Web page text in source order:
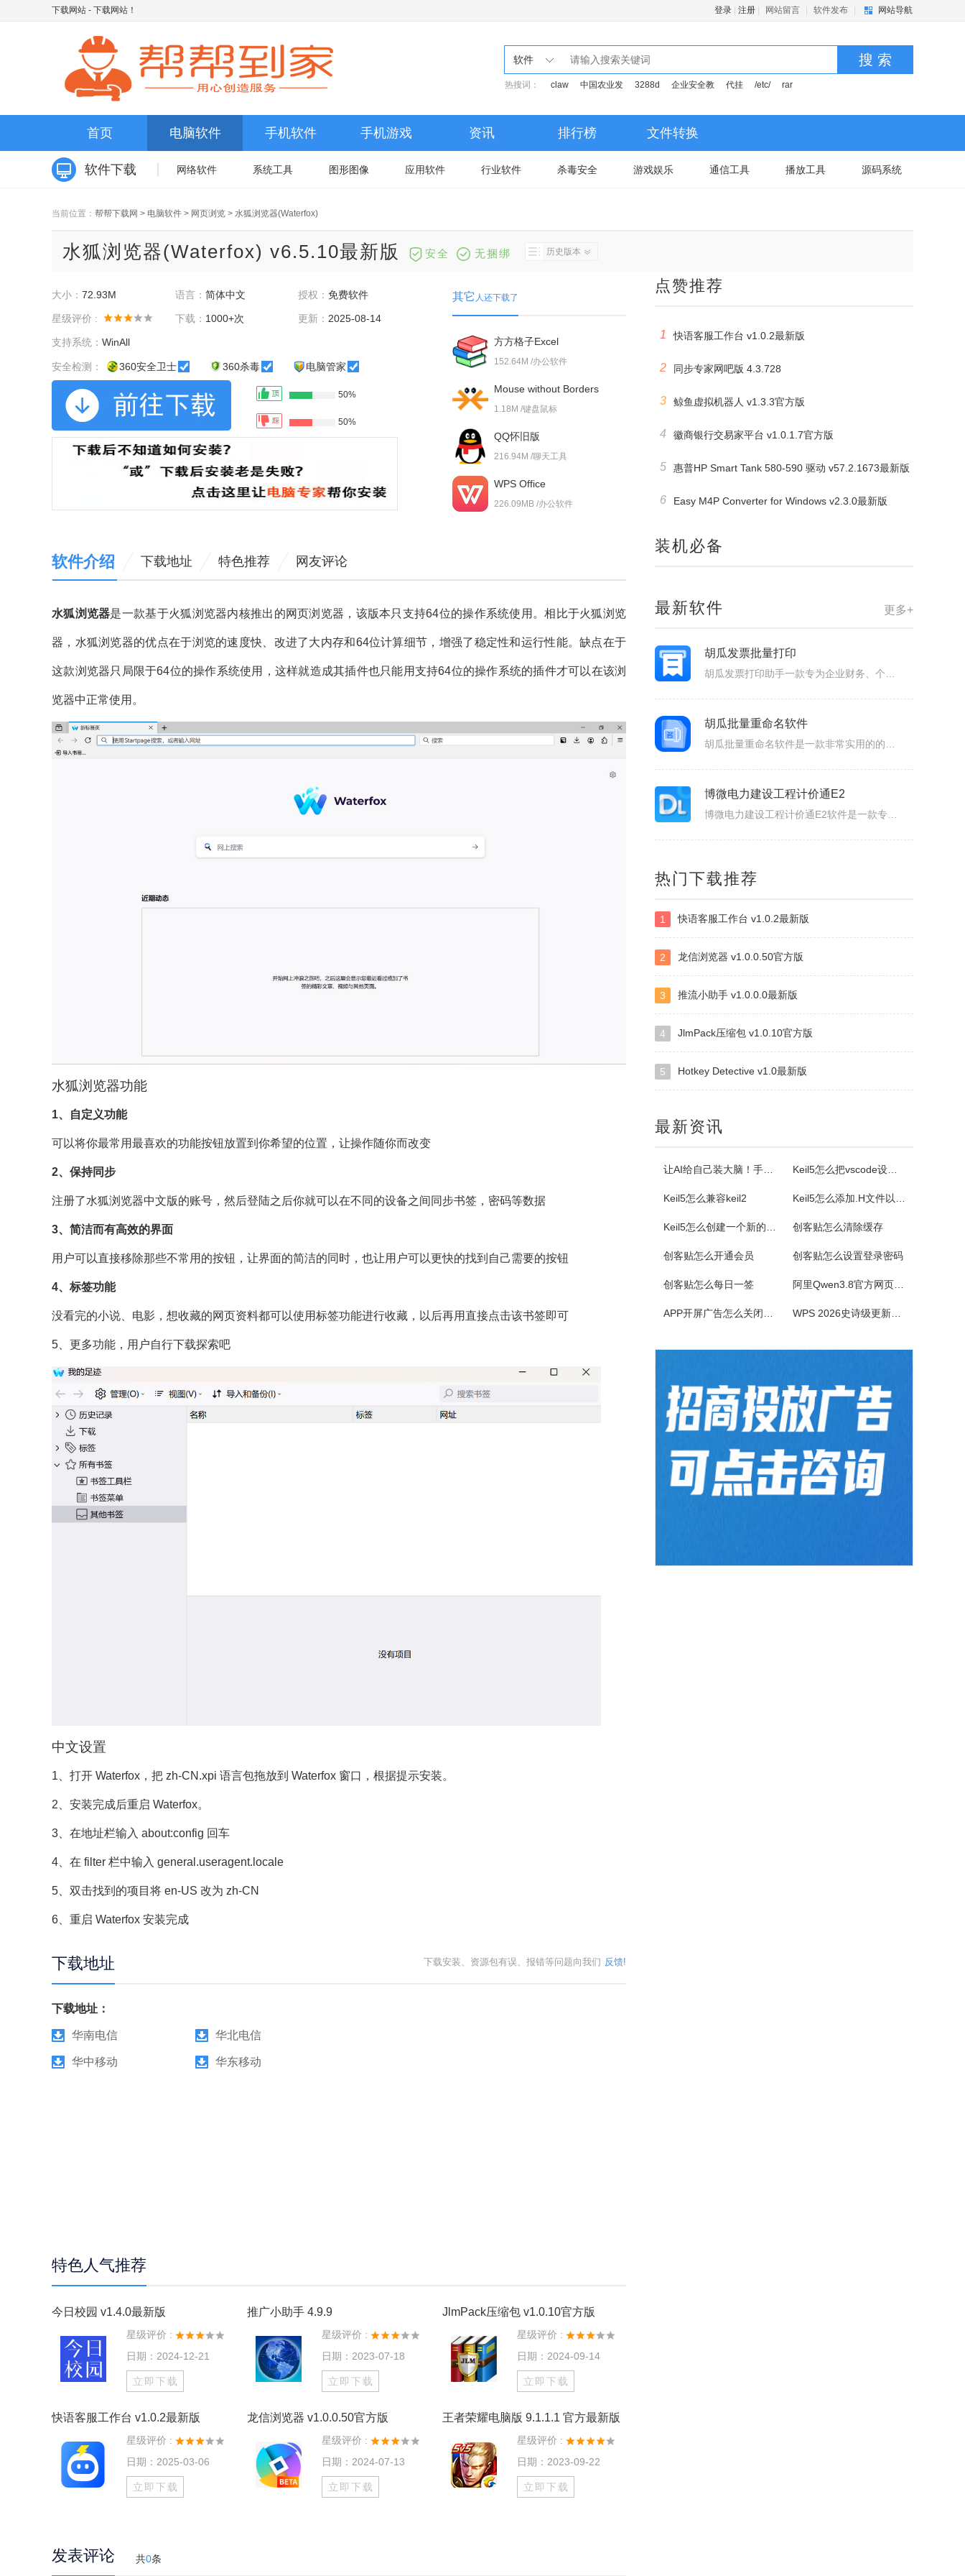
下载网站 - 下载网站！ 登录 注册 网站留言 软件发布 网站导航
软件 搜 索
热搜词： claw 中国农业发 3288d 企业安全教 代挂 /etc/ rar
首页 电脑软件 手机软件 手机游戏 资讯 排行榜 文件转换
软件下载 网络软件 系统工具 图形图像 应用软件 行业软件 杀毒安全 游戏娱乐 通信工具 播放工具 源码系统
当前位置： 帮帮下载网 > 电脑软件 > 网页浏览 > 水狐浏览器(Waterfox)
水狐浏览器(Waterfox) v6.5.10最新版 安全 无捆绑 历史版本
大小： 72.93M 语言： 简体中文 授权：免费软件
星级评价 : 下载： 1000+次 更新： 2025-08-14
支持系统： WinAll
安全检测： 360安全卫士 360杀毒 电脑管家
50%
50%
其它 人还下载了
方方格子Excel
152.64M /办公软件
Mouse without Borders
1.18M /键盘鼠标
QQ怀旧版
216.94M /聊天工具
WPS Office
226.09MB /办公软件
软件介绍 下载地址 特色推荐 网友评论
水狐浏览器是一款基于火狐浏览器内核推出的网页浏览器，该版本只支持64位的操作系统使用。相比于火狐浏览
器，水狐浏览器的优点在于浏览的速度快、改进了大内存和64位计算细节，增强了稳定性和运行性能。缺点在于
这款浏览器只局限于64位的操作系统使用，这样就造成其插件也只能用支持64位的操作系统的插件才可以在该浏
览器中正常使用。
水狐浏览器功能
1、自定义功能
可以将你最常用最喜欢的功能按钮放置到你希望的位置，让操作随你而改变
2、保持同步
注册了水狐浏览器中文版的账号，然后登陆之后你就可以在不同的设备之间同步书签，密码等数据
3、简洁而有高效的界面
用户可以直接移除那些不常用的按钮，让界面的简洁的同时，也让用户可以更快的找到自己需要的按钮
4、标签功能
没看完的小说、电影，想收藏的网页资料都可以使用标签功能进行收藏，以后再用直接点击该书签即可
5、更多功能，用户自行下载探索吧
中文设置
1、打开 Waterfox，把 zh-CN.xpi 语言包拖放到 Waterfox 窗口，根据提示安装。
2、安装完成后重启 Waterfox。
3、在地址栏输入 about:config 回车
4、在 filter 栏中输入 general.useragent.locale
5、双击找到的项目将 en-US 改为 zh-CN
6、重启 Waterfox 安装完成
下载地址 下载安装、资源包有误、报错等问题向我们 反馈!
下载地址：
华南电信 华北电信
华中移动 华东移动
特色人气推荐
今日校园 v1.4.0最新版
星级评价 :
日期：2024-12-21
立即下载
推广小助手 4.9.9
星级评价 :
日期：2023-07-18
立即下载
JlmPack压缩包 v1.0.10官方版
星级评价 :
日期：2024-09-14
立即下载
快语客服工作台 v1.0.2最新版
星级评价 :
日期：2025-03-06
立即下载
龙信浏览器 v1.0.0.50官方版
星级评价 :
日期：2024-07-13
立即下载
王者荣耀电脑版 9.1.1.1 官方最新版
星级评价 :
日期：2023-09-22
立即下载
发表评论 共0条
点赞推荐
1 快语客服工作台 v1.0.2最新版
2 同步专家网吧版 4.3.728
3 鲸鱼虚拟机器人 v1.3.3官方版
4 徽商银行交易家平台 v1.0.1.7官方版
5 惠普HP Smart Tank 580-590 驱动 v57.2.1673最新版
6 Easy M4P Converter for Windows v2.3.0最新版
装机必备
更多+
最新软件
胡瓜发票批量打印
胡瓜批量重命名软件
博微电力建设工程计价通E2
格尔维一键建站软件
Offline Commander
OfflineCommander是一个网页抓取工具，支持FILE、HTTP、HTTPS、FTP协议和Proxy，还可以对抓取回来的网页资料做关键字、网址、标题、内文、文件大小、格式、文件修改日期等检索设置。
AiPPT专家
热门下载推荐
1 快语客服工作台 v1.0.2最新版
2 龙信浏览器 v1.0.0.50官方版
3 推流小助手 v1.0.0.0最新版
4 JlmPack压缩包 v1.0.10官方版
5 Hotkey Detective v1.0最新版
最新资讯
让AI给自己装大脑！手把手教你学会安装使用Agent Skill Keil5怎么把vscode设置外部编辑器
Keil5怎么兼容keil2 Keil5怎么添加.H文件以及Keil5添加.H文件的方法
Keil5怎么创建一个新的51单片机项目 创客贴怎么清除缓存
创客贴怎么开通会员 创客贴怎么设置登录密码
创客贴怎么每日一签 阿里Qwen3.8官方网页版入口
APP开屏广告怎么关闭？3招彻底关闭跳转 WPS 2026史诗级更新！重构存储管理，深度融合AI应用